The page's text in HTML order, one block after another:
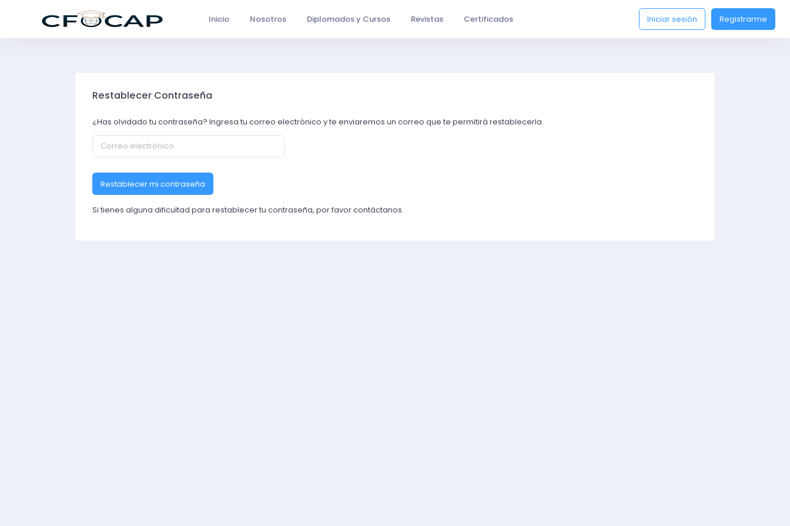
Inicio Nosotros Diplomados y Cursos Revistas Certificados Iniciar sesión Registrarme
Restablecer Contraseña
¿Has olvidado tu contraseña? Ingresa tu correo electrónico y te enviaremos un correo que te permitirá restablecerla.
Restablecer mi contraseña
Si tienes alguna dificultad para restablecer tu contraseña, por favor contáctanos.